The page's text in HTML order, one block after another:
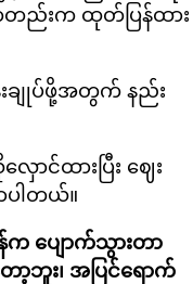
ည်းက ထုတ်ပြန်ထား
ျုပ်ဖို့အတွက် နည်း
ာင်ထားပြီး ဈေး
ပါတယ်။
ပျောက်သွားတာ
ဘူး၊ အပြင်ရောက်